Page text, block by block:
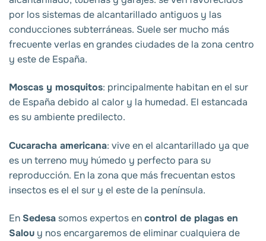
por los sistemas de alcantarillado antiguos y las
conducciones subterráneas. Suele ser mucho más
frecuente verlas en grandes ciudades de la zona centro
y este de España.
Moscas y mosquitos: principalmente habitan en el sur
de España debido al calor y la humedad. El estancada
es su ambiente predilecto.
Cucaracha americana: vive en el alcantarillado ya que
es un terreno muy húmedo y perfecto para su
reproducción. En la zona que más frecuentan estos
insectos es el el sur y el este de la península.
En Sedesa somos expertos encontrol de plagas en
Salou y nos encargaremos de eliminar cualquiera de